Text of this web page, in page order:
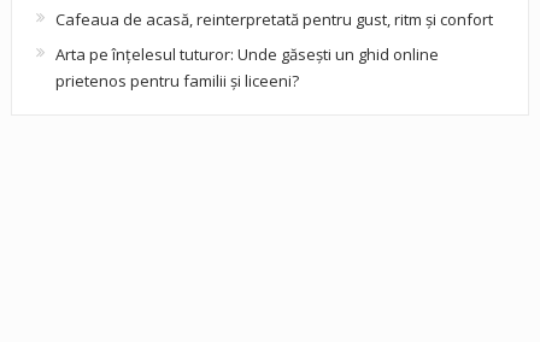
Cafeaua de acasă, reinterpretată pentru gust, ritm și confort
Arta pe înțelesul tuturor: Unde găsești un ghid online
prietenos pentru familii și liceeni?